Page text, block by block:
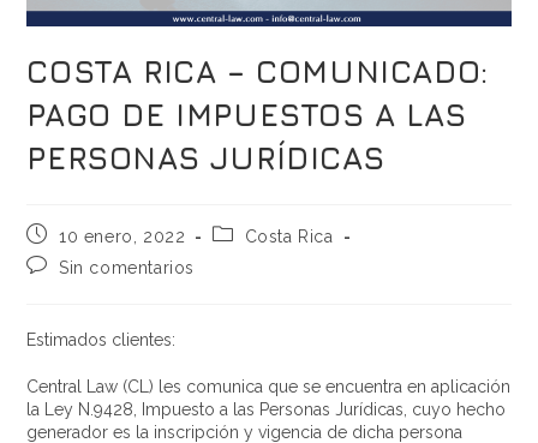
COSTA RICA – COMUNICADO:
PAGO DE IMPUESTOS A LAS
PERSONAS JURÍDICAS
10 enero, 2022
Costa Rica
Sin comentarios
Estimados clientes:
Central Law (CL) les comunica que se encuentra en aplicación
la Ley N.9428, Impuesto a las Personas Jurídicas, cuyo hecho
generador es la inscripción y vigencia de dicha persona